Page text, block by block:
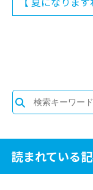
読まれている